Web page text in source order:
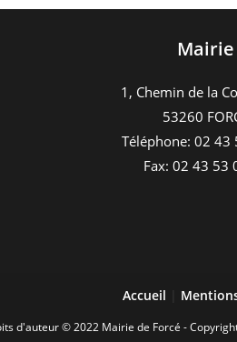
Mairie
1, Chemin de la
53260
Téléphone: 02 43
Fax: 02 43 53
Accueil
d'auteur © 2022 Mairie de Forcé -